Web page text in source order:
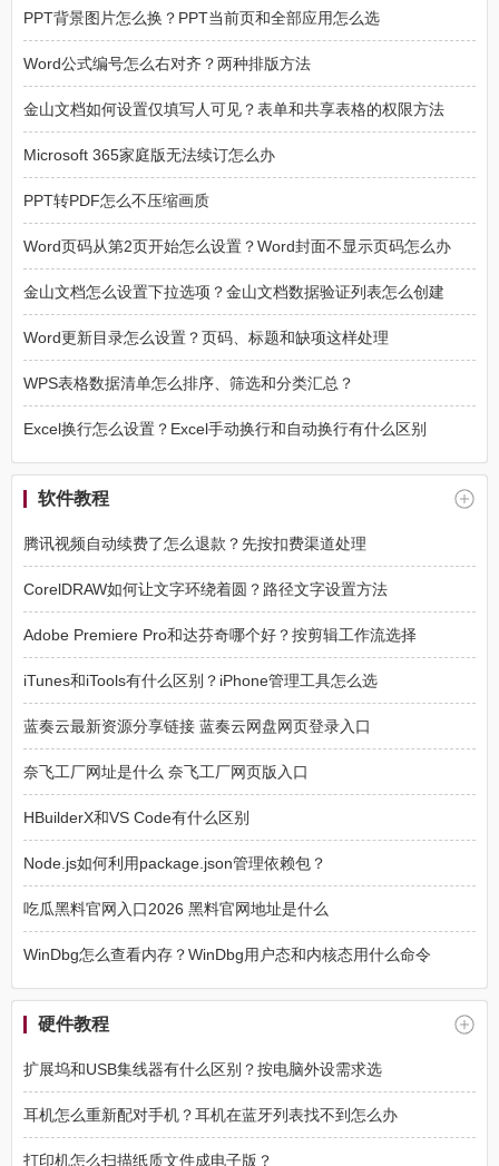
PPT背景图片怎么换？PPT当前页和全部应用怎么选
Word公式编号怎么右对齐？两种排版方法
金山文档如何设置仅填写人可见？表单和共享表格的权限方法
Microsoft 365家庭版无法续订怎么办
PPT转PDF怎么不压缩画质
Word页码从第2页开始怎么设置？Word封面不显示页码怎么办
金山文档怎么设置下拉选项？金山文档数据验证列表怎么创建
Word更新目录怎么设置？页码、标题和缺项这样处理
WPS表格数据清单怎么排序、筛选和分类汇总？
Excel换行怎么设置？Excel手动换行和自动换行有什么区别
软件教程
腾讯视频自动续费了怎么退款？先按扣费渠道处理
CorelDRAW如何让文字环绕着圆？路径文字设置方法
Adobe Premiere Pro和达芬奇哪个好？按剪辑工作流选择
iTunes和iTools有什么区别？iPhone管理工具怎么选
蓝奏云最新资源分享链接 蓝奏云网盘网页登录入口
奈飞工厂网址是什么 奈飞工厂网页版入口
HBuilderX和VS Code有什么区别
Node.js如何利用package.json管理依赖包？
吃瓜黑料官网入口2026 黑料官网地址是什么
WinDbg怎么查看内存？WinDbg用户态和内核态用什么命令
硬件教程
扩展坞和USB集线器有什么区别？按电脑外设需求选
耳机怎么重新配对手机？耳机在蓝牙列表找不到怎么办
打印机怎么扫描纸质文件成电子版？